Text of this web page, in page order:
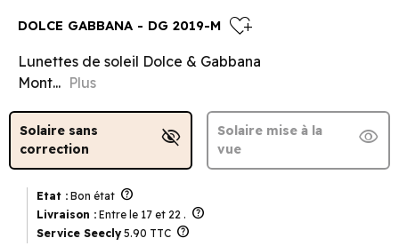
DOLCE GABBANA - DG 2019-M heart_plus
Lunettes de soleil Dolce & Gabbana
Mont... Plus
Solaire sans
correction
visibility_off
Solaire mise à la
vue
visibility
Etat : Bon état help
Livraison : Entre le 17 et 22 . help
Service Seecly 5.90 TTC help